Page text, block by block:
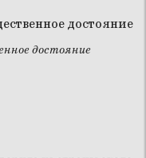
достояние